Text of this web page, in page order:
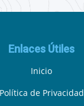
Enlaces Útiles
Inicio
Política de Privacidad